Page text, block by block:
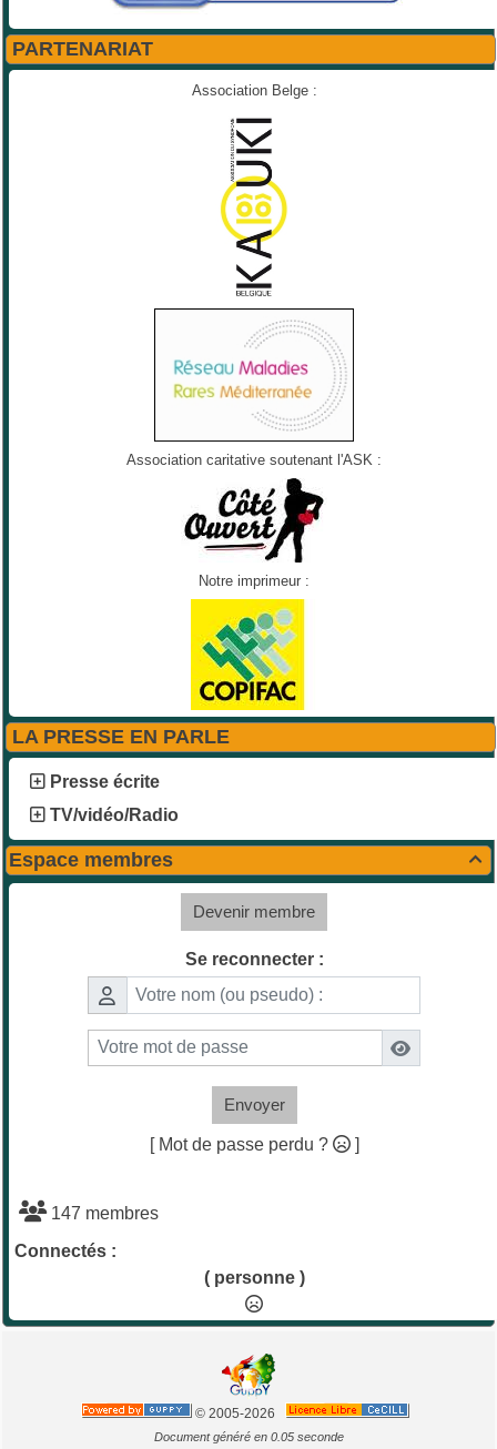
PARTENARIAT
Association Belge :
Association caritative soutenant l'ASK :
Notre imprimeur :
LA PRESSE EN PARLE
Presse écrite
TV/vidéo/Radio

Espace membres
Devenir membre
Se reconnecter :
Envoyer
[ Mot de passe perdu ? ]
147 membres
Connectés :
( personne )
© 2005-2026
Document généré en 0.05 seconde